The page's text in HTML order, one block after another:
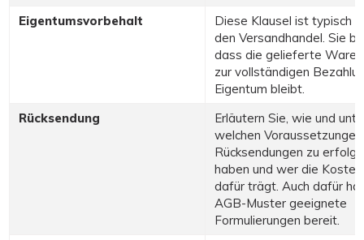
Eigentumsvorbehalt
Diese Klausel ist typisch
den Versandhandel. Sie
dass die gelieferte Ware
zur vollständigen
Eigentum bleibt.
Rücksendung
Erläutern Sie, wie und
welchen Voraussetzungen
Rücksendungen zu
haben und wer die Kosten
dafür trägt. Auch dafür
AGB-Muster geeignete
Formulierungen bereit.